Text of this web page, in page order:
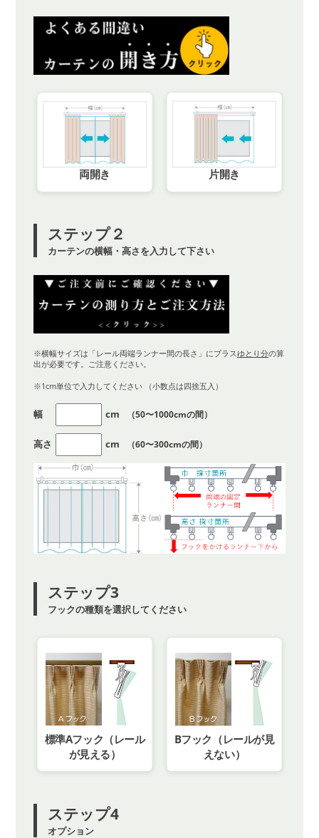
両開き 片開き
ステップ２
カーテンの横幅・高さを入力して下さい
※横幅サイズは「レール両端ランナー間の長さ」にプラスゆとり分の算
出が必要です。ご注意ください。
※1cm単位で入力してください （小数点は四捨五入）
幅 cm （50〜1000cmの間）
高さ cm （60〜300cmの間）
ステップ3
フックの種類を選択してください
標準Aフック（レール
が見える）
Bフック（レールが見
えない）
ステップ4
オプション